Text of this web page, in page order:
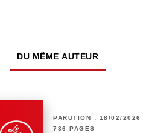
DU MÊME AUTEUR
PARUTION : 18/02/2026
736 PAGES